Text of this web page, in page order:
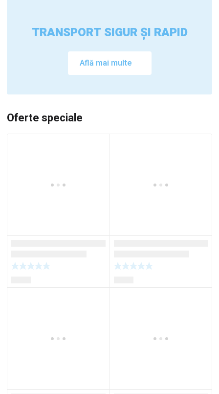
TRANSPORT SIGUR ȘI RAPID
Află mai multe
Oferte speciale